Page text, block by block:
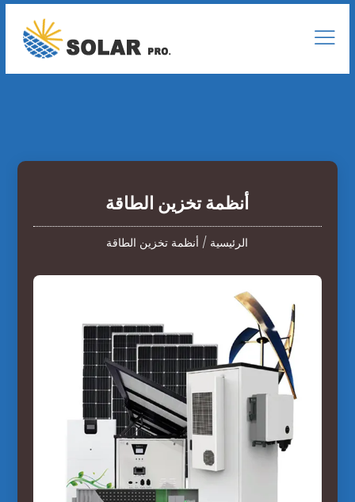
أنظمة تخزين الطاقة
الرئيسية / أنظمة تخزين الطاقة